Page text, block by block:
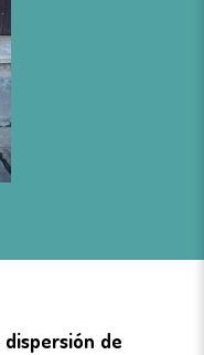
dispersión de